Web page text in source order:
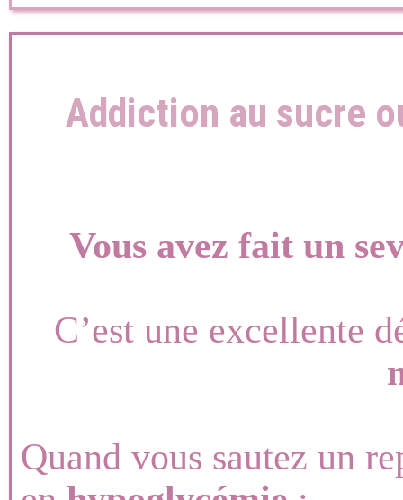
Addiction au sucre
Vous avez fait un
C’est une excellente
Quand vous sautez un